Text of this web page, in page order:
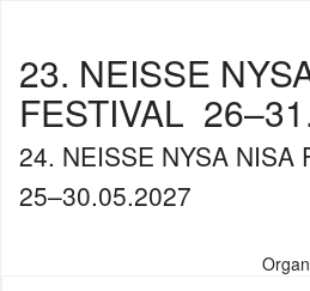
23. NEISSE
FESTIVAL
24. NEISSE NYSA NISA
25–30.05.2027